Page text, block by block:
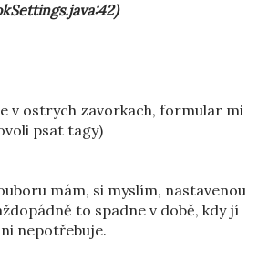
v ostrych zavorkach, formular mi
psat tagy)
mám, si myslím, nastavenou
to spadne v době, kdy jí
nepotřebuje.